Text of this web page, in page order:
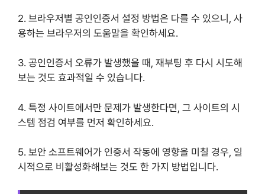
2. 브라우저별 공인인증서 설정 방법은 다를 수 있으니, 사
용하는 브라우저의 도움말을 확인하세요.
3. 공인인증서 오류가 발생했을 때, 재부팅 후 다시 시도해
보는 것도 효과적일 수 있습니다.
4. 특정 사이트에서만 문제가 발생한다면, 그 사이트의 시
스템 점검 여부를 먼저 확인하세요.
5. 보안 소프트웨어가 인증서 작동에 영향을 미칠 경우, 일
시적으로 비활성화해보는 것도 한 가지 방법입니다.